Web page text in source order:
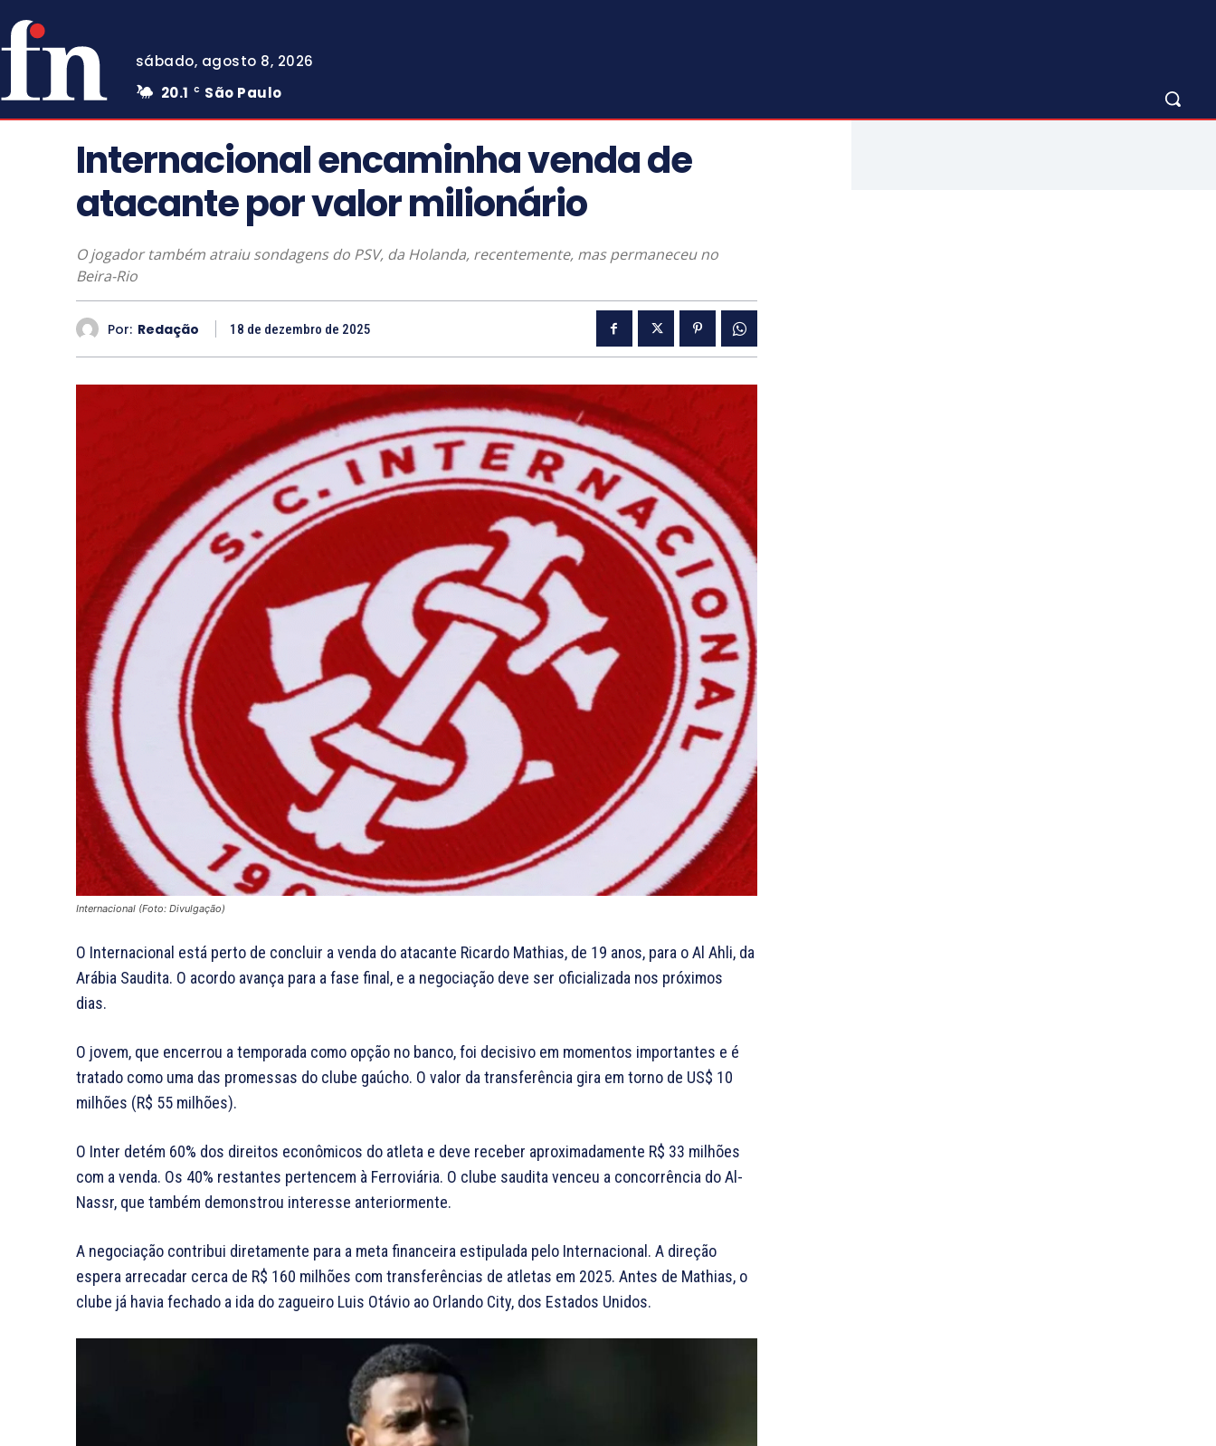
sábado, agosto 8, 2026
20.1
C São Paulo
Internacional encaminha venda de
atacante por valor milionário
O jogador também atraiu sondagens do PSV, da Holanda, recentemente, mas permaneceu no
Beira-Rio
Por: Redação 18 de dezembro de 2025
Internacional (Foto: Divulgação)
O Internacional está perto de concluir a venda do atacante Ricardo Mathias, de 19 anos, para o Al Ahli, da
Arábia Saudita. O acordo avança para a fase final, e a negociação deve ser oficializada nos próximos
dias.
O jovem, que encerrou a temporada como opção no banco, foi decisivo em momentos importantes e é
tratado como uma das promessas do clube gaúcho. O valor da transferência gira em torno de US$ 10
milhões (R$ 55 milhões).
O Inter detém 60% dos direitos econômicos do atleta e deve receber aproximadamente R$ 33 milhões
com a venda. Os 40% restantes pertencem à Ferroviária. O clube saudita venceu a concorrência do Al-
Nassr, que também demonstrou interesse anteriormente.
A negociação contribui diretamente para a meta financeira estipulada pelo Internacional. A direção
espera arrecadar cerca de R$ 160 milhões com transferências de atletas em 2025. Antes de Mathias, o
clube já havia fechado a ida do zagueiro Luis Otávio ao Orlando City, dos Estados Unidos.